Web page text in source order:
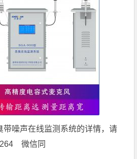
带噪声在线监测系统的详情，请
微信同